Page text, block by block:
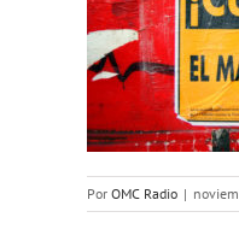
Por OMC Radio |